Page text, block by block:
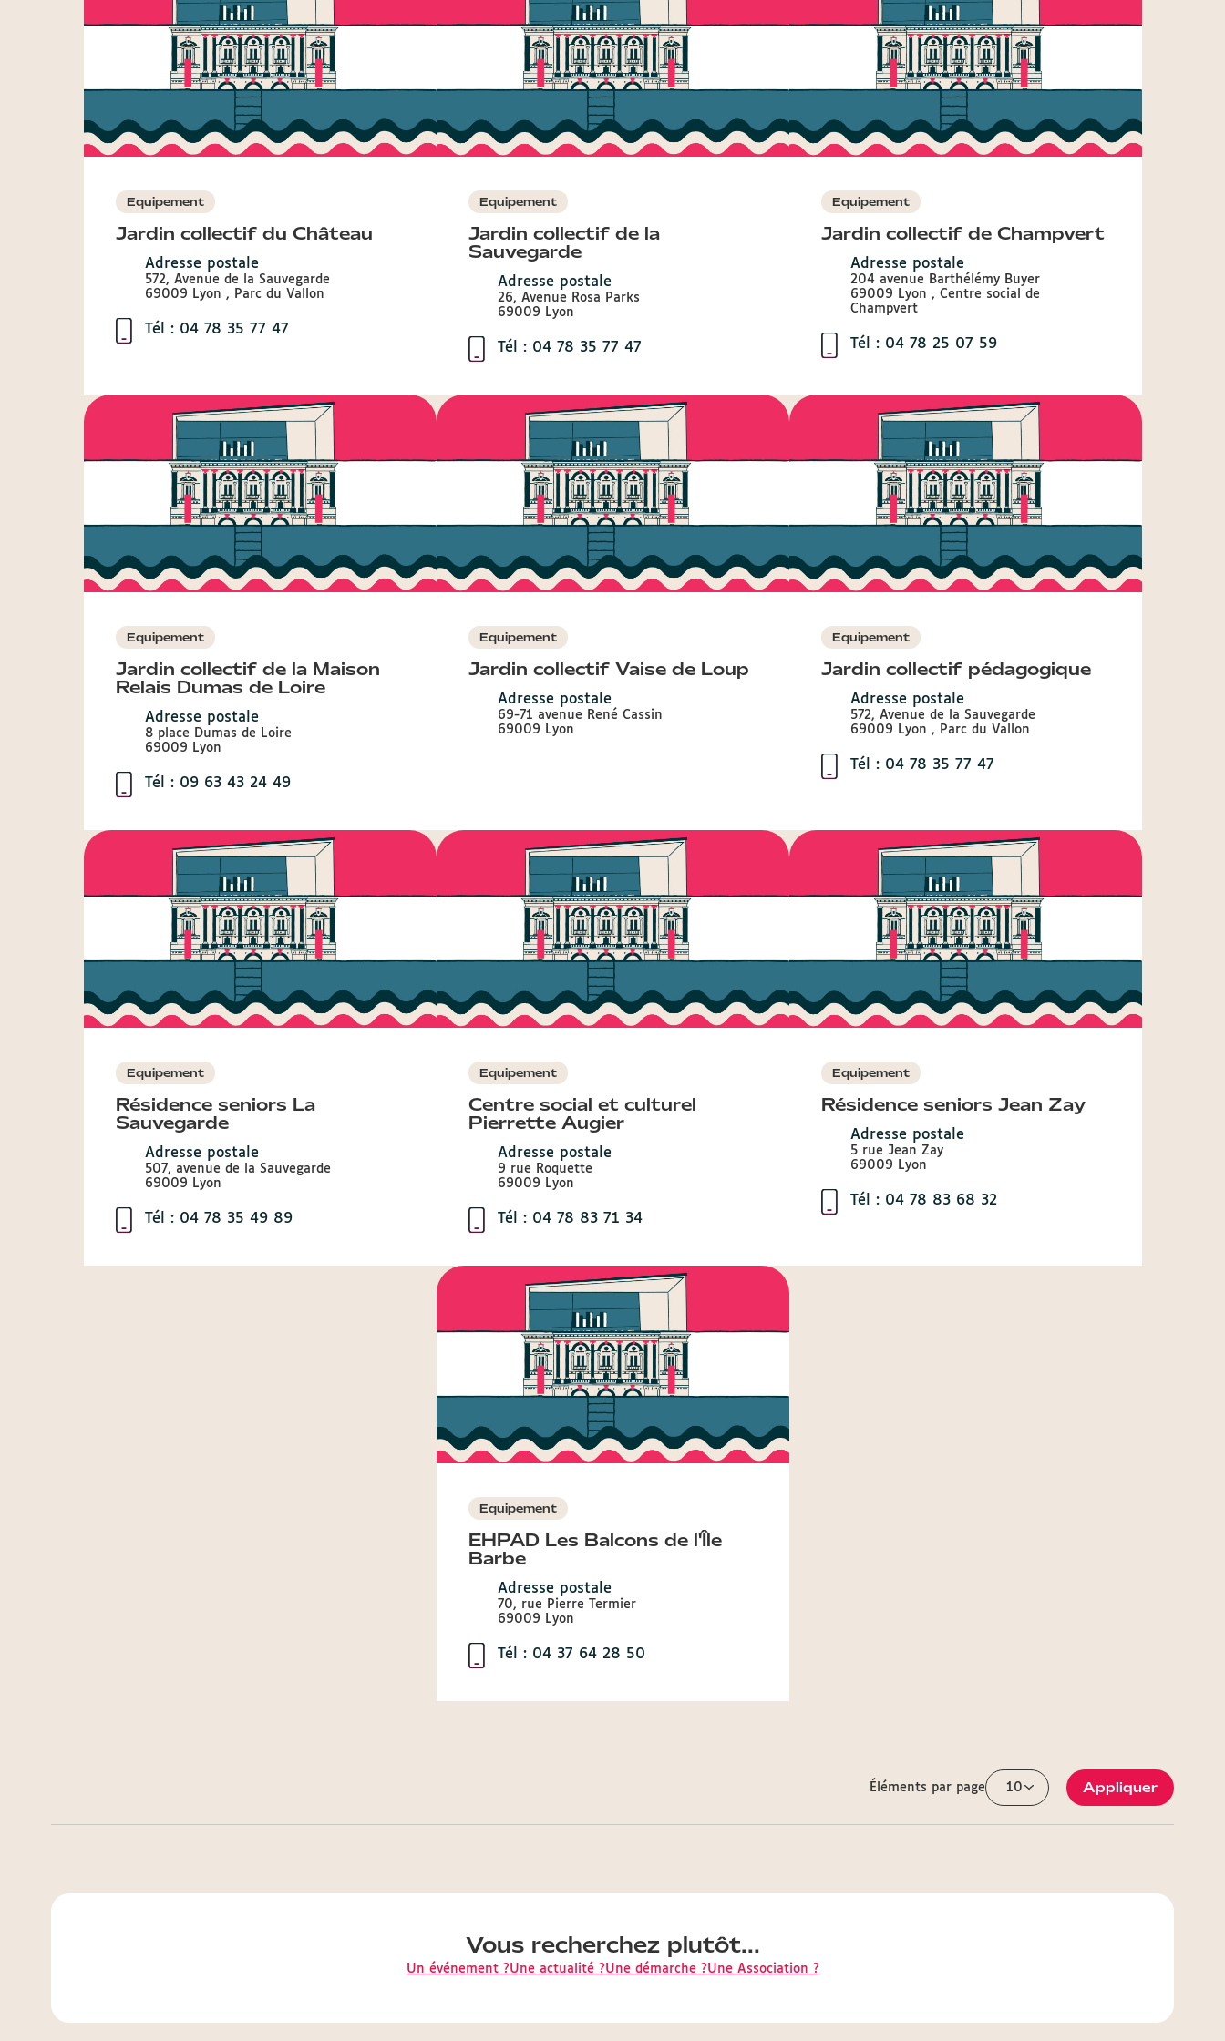
Equipement
Jardin collectif du Château
Adresse postale
572, Avenue de la Sauvegarde
69009 Lyon , Parc du Vallon
Tél : 04 78 35 77 47
Equipement
Jardin collectif de la
Sauvegarde
Adresse postale
26, Avenue Rosa Parks
69009 Lyon
Tél : 04 78 35 77 47
Equipement
Jardin collectif de Champvert
Adresse postale
204 avenue Barthélémy Buyer
69009 Lyon , Centre social de
Champvert
Tél : 04 78 25 07 59
Equipement
Jardin collectif de la Maison
Relais Dumas de Loire
Adresse postale
8 place Dumas de Loire
69009 Lyon
Tél : 09 63 43 24 49
Equipement
Jardin collectif Vaise de Loup
Adresse postale
69-71 avenue René Cassin
69009 Lyon
Equipement
Jardin collectif pédagogique
Adresse postale
572, Avenue de la Sauvegarde
69009 Lyon , Parc du Vallon
Tél : 04 78 35 77 47
Equipement
Résidence seniors La
Sauvegarde
Adresse postale
507, avenue de la Sauvegarde
69009 Lyon
Tél : 04 78 35 49 89
Equipement
Centre social et culturel
Pierrette Augier
Adresse postale
9 rue Roquette
69009 Lyon
Tél : 04 78 83 71 34
Equipement
Résidence seniors Jean Zay
Adresse postale
5 rue Jean Zay
69009 Lyon
Tél : 04 78 83 68 32
Equipement
EHPAD Les Balcons de l'Île
Barbe
Adresse postale
70, rue Pierre Termier
69009 Lyon
Tél : 04 37 64 28 50
Éléments par page Appliquer
Vous recherchez plutôt...
Un événement ?Une actualité ?Une démarche ?Une Association ?